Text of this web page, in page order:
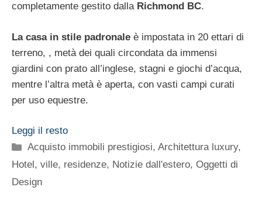
completamente gestito dalla Richmond BC.
La casa in stile padronale è impostata in 20 ettari di
terreno, , metà dei quali circondata da immensi
giardini con prato all’inglese, stagni e giochi d’acqua,
mentre l’altra metà è aperta, con vasti campi curati
per uso equestre.
Leggi il resto
Categorie
Acquisto immobili prestigiosi,Architettura luxury,
Hotel, ville, residenze, Notizie dall'estero, Oggetti di
Design